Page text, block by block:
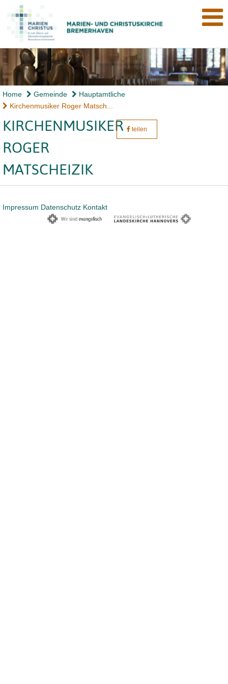
Home Gemeinde
Hauptamtliche
Kirchenmusiker Roger Matsch...
KIRCHENMUSIKER
ROGER
MATSCHEIZIK
teilen
Impressum Datenschutz Kontakt